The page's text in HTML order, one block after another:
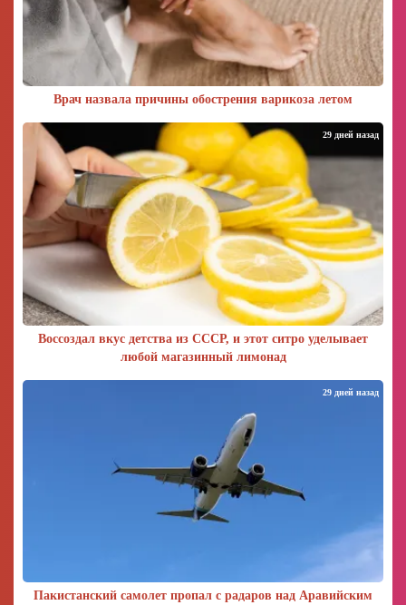
Врач назвала причины обострения варикоза летом
Воссоздал вкус детства из СССР, и этот ситро уделывает
любой магазинный лимонад
29 дней назад
Пакистанский самолет пропал с радаров над Аравийским
29 дней назад